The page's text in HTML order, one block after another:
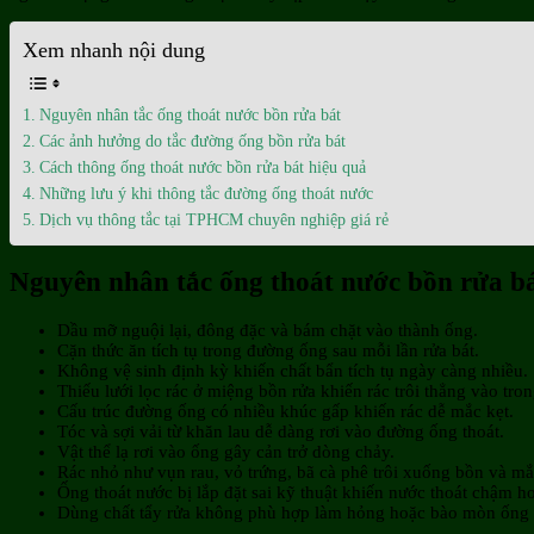
Xem nhanh nội dung
Nguyên nhân tắc ống thoát nước bồn rửa bát
Các ảnh hưởng do tắc đường ống bồn rửa bát
Cách thông ống thoát nước bồn rửa bát hiệu quả
Những lưu ý khi thông tắc đường ống thoát nước
Dịch vụ thông tắc tại TPHCM chuyên nghiệp giá rẻ
Nguyên nhân tắc ống thoát nước bồn rửa
Dầu mỡ nguội lại, đông đặc và bám chặt vào thành ống.
Cặn thức ăn tích tụ trong đường ống sau mỗi lần rửa bát.
Không vệ sinh định kỳ khiến chất bẩn tích tụ ngày càng nhiều.
Thiếu lưới lọc rác ở miệng bồn rửa khiến rác trôi thẳng vào
Cấu trúc đường ống có nhiều khúc gấp khiến rác dễ mắc kẹt.
Tóc và sợi vải từ khăn lau dễ dàng rơi vào đường ống thoát.
Vật thể lạ rơi vào ống gây cản trở dòng chảy.
Rác nhỏ như vụn rau, vỏ trứng, bã cà phê trôi xuống bồn và
Ống thoát nước bị lắp đặt sai kỹ thuật khiến nước thoát chậm
Dùng chất tẩy rửa không phù hợp làm hỏng hoặc bào mòn ống